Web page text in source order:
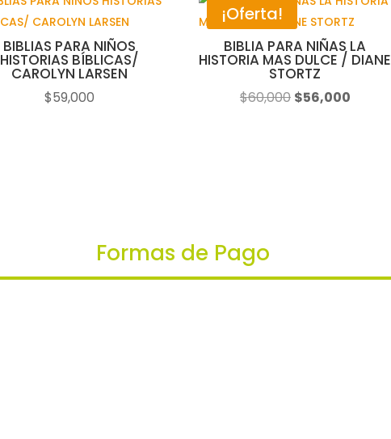
BIBLIAS PARA NIÑOS
HISTORIAS BÍBLICAS/
CAROLYN LARSEN
$59,000
¡Oferta!
BIBLIA PARA NIÑAS LA
HISTORIA MAS DULCE / DIANE
STORTZ
$60,000 El
$56,000El
Formas de Pago